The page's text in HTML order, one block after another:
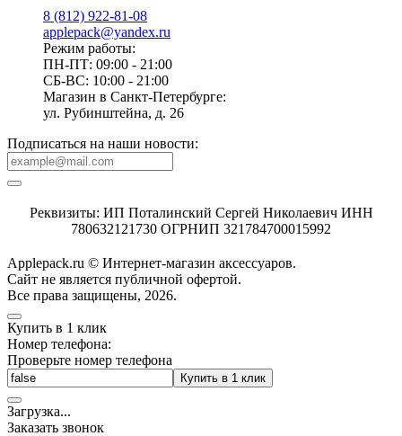
8 (812) 922-81-08
applepack@yandex.ru
Режим работы:
ПН-ПТ: 09:00 - 21:00
СБ-ВС: 10:00 - 21:00
Магазин в Санкт-Петербурге:
ул. Рубинштейна, д. 26
Подписаться на наши новости:
Реквизиты: ИП Поталинский Сергей Николаевич ИНН
780632121730 ОГРНИП 321784700015992
Applepack.ru © Интернет-магазин аксессуаров.
Cайт не является публичной офертой.
Все права защищены, 2026.
Купить в 1 клик
Номер телефона:
Проверьте номер телефона
Купить в 1 клик
Загрузка...
Заказать звонок